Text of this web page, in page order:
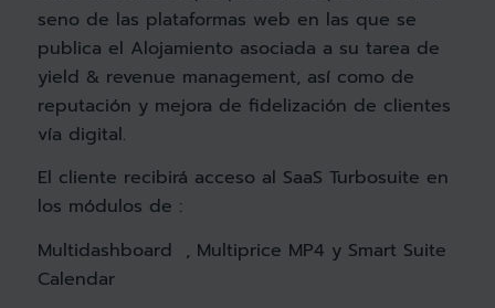
seno de las plataformas web en las que se
publica el Alojamiento asociada a su tarea de
yield & revenue management, así como de
reputación y mejora de fidelización de clientes
vía digital.
El cliente recibirá acceso al SaaS Turbosuite en
los módulos de :
Multidashboard , Multiprice MP4 y Smart Suite
Calendar